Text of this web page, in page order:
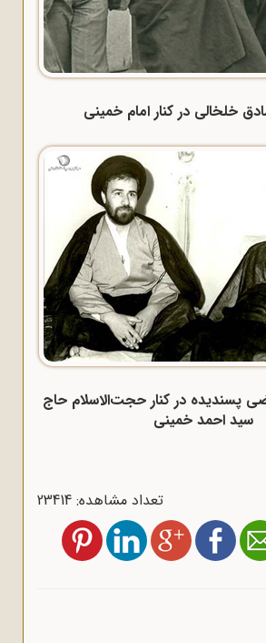
خلخالی در کنار امام خمینی
پسندیده در کنار حجت‌الاسلام حاج
سید احمد خمینی
تعداد مشاهده: 23414